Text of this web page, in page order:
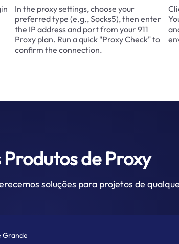
In the proxy settings, choose your
preferred type (e.g., Socks5), then enter
the IP address and port from your 911
Proxy plan. Run a quick "Proxy Check" to
confirm the connection.
Produtos de Proxy
soluções para projetos de
Grande